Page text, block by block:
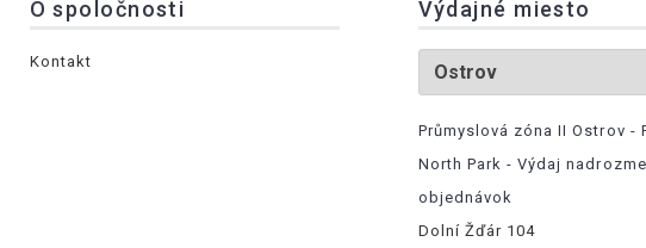
O spoločnosti
Kontakt
Výdajné miesto
Průmyslová zóna II Ostrov -
North Park - Výdaj
objednávok
Dolní Žďár 104